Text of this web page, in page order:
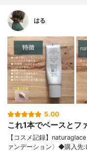
はる
5.00
これ1本でベースとフ
【コスメ記録】
ァンデーション〉◆購入